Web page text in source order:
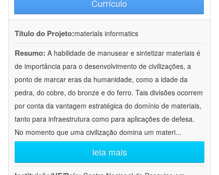
Currículo
Título do Projeto:materials informatics
Resumo: A habilidade de manusear e sintetizar materiais é
de importância para o desenvolvimento de civilizações, a
ponto de marcar eras da humanidade, como a idade da
pedra, do cobre, do bronze e do ferro. Tais divisões ocorrem
por conta da vantagem estratégica do domínio de materiais,
tanto para infraestrutura como para aplicações de defesa.
No momento que uma civilização domina um materi...
leia mais